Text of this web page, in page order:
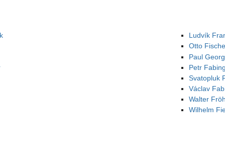
Ludvík
Otto
Paul
Petr
Svatopluk
Václav
Walter
Wilhelm